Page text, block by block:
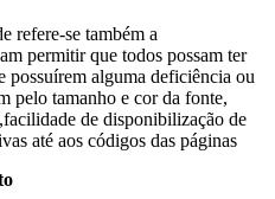
refere-se também a
permitir que todos possam ter
possuírem alguma deficiência ou
pelo tamanho e cor da fonte,
de disponibilização de
até aos códigos das páginas